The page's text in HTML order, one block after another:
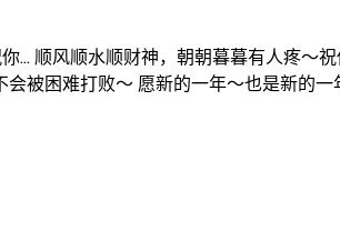
... 顺风顺水顺财神，朝朝暮暮有人疼
被困难打败～ 愿新的一年～也是新的